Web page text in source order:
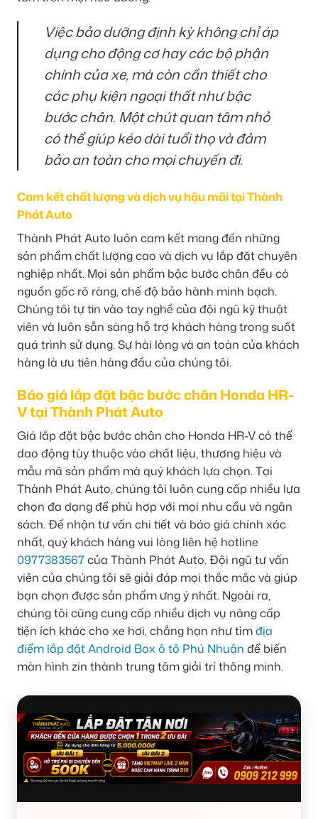
Việc bảo dưỡng định kỳ không chỉ áp
dụng cho động cơ hay các bộ phận
chính của xe, mà còn cần thiết cho
các phụ kiện ngoại thất như bậc
bước chân. Một chút quan tâm nhỏ
có thể giúp kéo dài tuổi thọ và đảm
bảo an toàn cho mọi chuyến đi.
Cam kết chất lượng và dịch vụ hậu mãi tại Thành
Phát Auto
Thành Phát Auto luôn cam kết mang đến những
sản phẩm chất lượng cao và dịch vụ lắp đặt chuyên
nghiệp nhất. Mọi sản phẩm bậc bước chân đều có
nguồn gốc rõ ràng, chế độ bảo hành minh bạch.
Chúng tôi tự tin vào tay nghề của đội ngũ kỹ thuật
viên và luôn sẵn sàng hỗ trợ khách hàng trong suốt
quá trình sử dụng. Sự hài lòng và an toàn của khách
hàng là ưu tiên hàng đầu của chúng tôi.
Báo giá lắp đặt bậc bước chân Honda HR-
V tại Thành Phát Auto
Giá lắp đặt bậc bước chân cho Honda HR-V có thể
dao động tùy thuộc vào chất liệu, thương hiệu và
mẫu mã sản phẩm mà quý khách lựa chọn. Tại
Thành Phát Auto, chúng tôi luôn cung cấp nhiều lựa
chọn đa dạng để phù hợp với mọi nhu cầu và ngân
sách. Để nhận tư vấn chi tiết và báo giá chính xác
nhất, quý khách hàng vui lòng liên hệ hotline
0977383567của Thành Phát Auto. Đội ngũ tư vấn
viên của chúng tôi sẽ giải đáp mọi thắc mắc và giúp
bạn chọn được sản phẩm ưng ý nhất. Ngoài ra,
chúng tôi cũng cung cấp nhiều dịch vụ nâng cấp
tiện ích khác cho xe hơi, chẳng hạn như tìmđịa
điểm lắp đặt Android Box ô tô Phú Nhuận để biến
màn hình zin thành trung tâm giải trí thông minh.